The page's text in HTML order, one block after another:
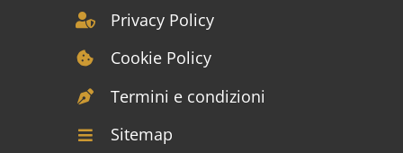
Privacy Policy
Cookie Policy
Termini e condizioni
Sitemap